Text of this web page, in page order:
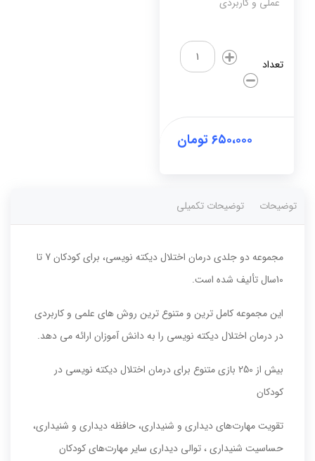
تعداد
درمان
اختلال
دیکته
بازی(2
جلد)
عدد
۶۵۰،۰۰۰تومان
توضیحات توضیحات تکمیلی
مجموعه دو جلدی درمان اختلال دیکته نویسی، برای کودکان 7 تا
10سال تألیف شده است.
این مجموعه کامل ترین و متنوع ترین روش های علمی و کاربردی
در درمان اختلال دیکته نویسی را به دانش آموزان ارائه می دهد.
بیش از 250 بازی متنوع برای درمان اختلال دیکته نویسی در
کودکان
تقویت مهارت‌های دیداری و شنیداری، حافظه دیداری و شنیداری،
حساسیت شنیداری ، توالی دیداری سایر مهارت‌های کودکان